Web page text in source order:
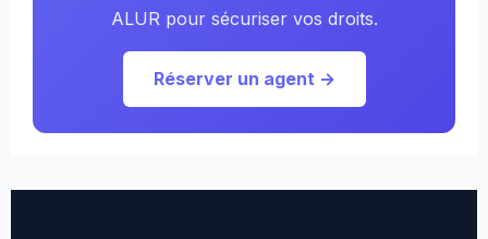
ALUR pour sécuriser vos droits.
Réserver un agent →